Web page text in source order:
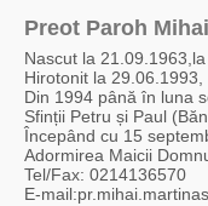
Preot Paroh
Nascut la
Hirotonit la 29.06.1993,
Din 1994 până în luna
Sfinții Petru și Paul
Începând cu 15
Adormirea Maicii
Tel/Fax: 0214136570
E-